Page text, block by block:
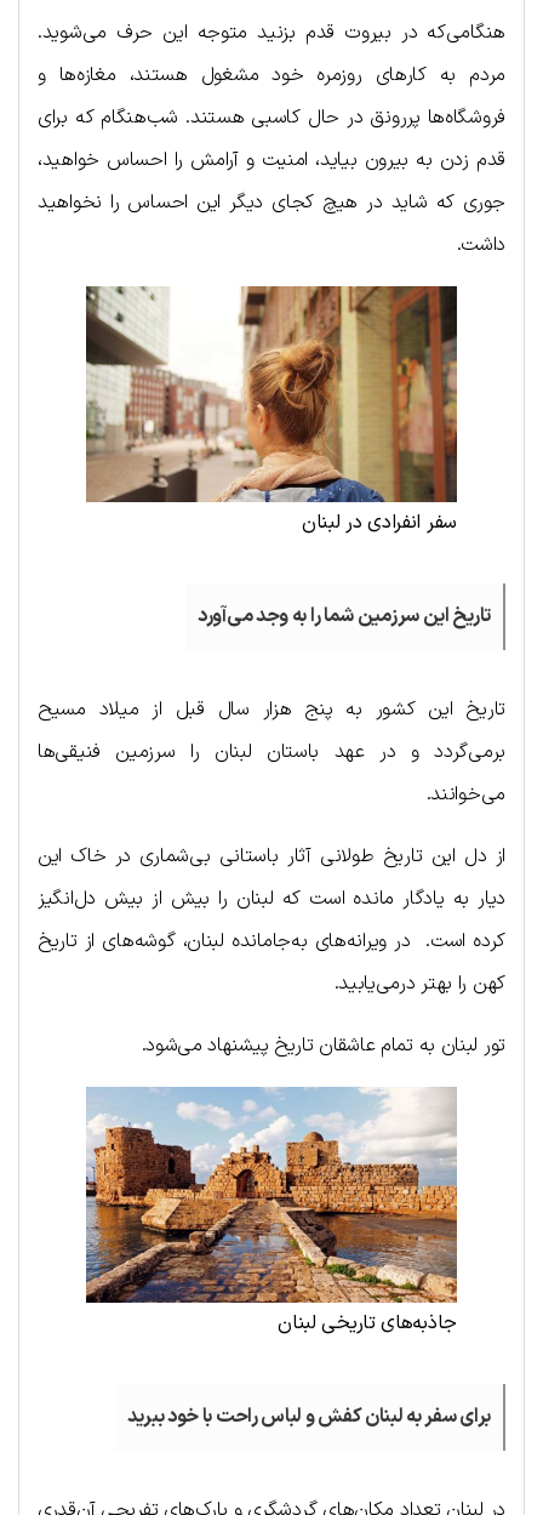
هنگامی‌که در بیروت قدم بزنید متوجه این حرف می‌شوید.
مردم به کارهای روزمره خود مشغول هستند، مغازه‌ها و
فروشگاه‌ها پررونق در حال کاسبی هستند. شب‌هنگام که برای
قدم زدن به بیرون بیاید، امنیت و آرامش را احساس خواهید،
جوری که شاید در هیچ کجای دیگر این احساس را نخواهید
داشت.
سفر انفرادی در لبنان
تاریخ این سرزمین شما را به وجد می‌آورد
تاریخ این کشور به پنج هزار سال قبل از میلاد مسیح
برمی‌گردد و در عهد باستان لبنان را سرزمین فنیقی‌ها
می‌خوانند.
از دل این تاریخ طولانی آثار باستانی بی‌شماری در خاک این
دیار به یادگار مانده است که لبنان را بیش از بیش دل‌انگیز
کرده است. در ویرانه‌های به‌جامانده لبنان، گوشه‌های از تاریخ
کهن را بهتر درمی‌یابید.
تور لبنان به تمام عاشقان تاریخ پیشنهاد می‌شود.
جاذبه‌های تاریخی لبنان
برای سفر به لبنان کفش و لباس راحت با خود ببرید